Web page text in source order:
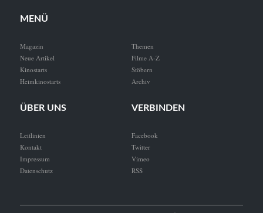
MENÜ
Magazin
Neue Artikel
Kinostarts
Heimkinostarts
Themen
Filme A-Z
Stöbern
Archiv
ÜBER UNS
Leitlinien
Kontakt
Impressum
Datenschutz
VERBINDEN
Facebook
Twitter
Vimeo
RSS